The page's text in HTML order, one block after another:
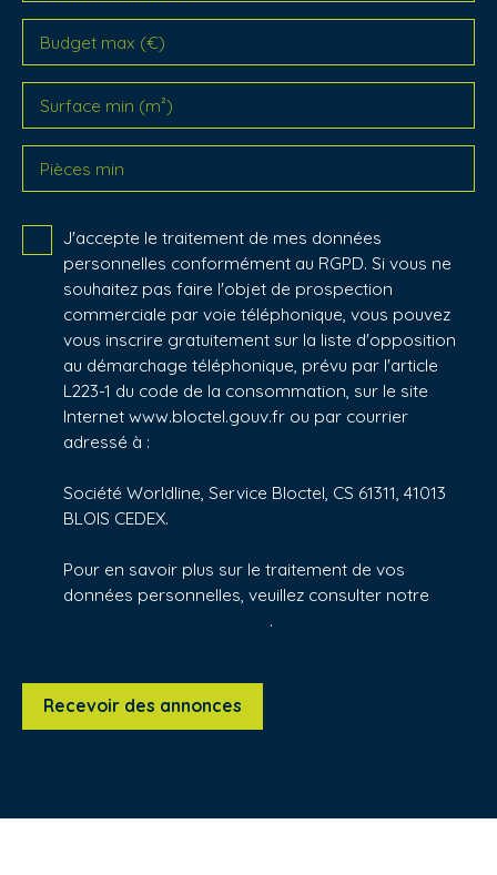
Budget max (€)
Surface min (m²)
Pièces min
J'accepte le traitement de mes données
personnelles conformément au RGPD. Si vous ne
souhaitez pas faire l'objet de prospection
commerciale par voie téléphonique, vous pouvez
vous inscrire gratuitement sur la liste d'opposition
au démarchage téléphonique, prévu par l'article
L223-1 du code de la consommation, sur le site
Internet www.bloctel.gouv.fr ou par courrier
adressé à :
Société Worldline, Service Bloctel, CS 61311, 41013
BLOIS CEDEX.
Pour en savoir plus sur le traitement de vos
données personnelles, veuillez consulter notre
.
Recevoir des annonces